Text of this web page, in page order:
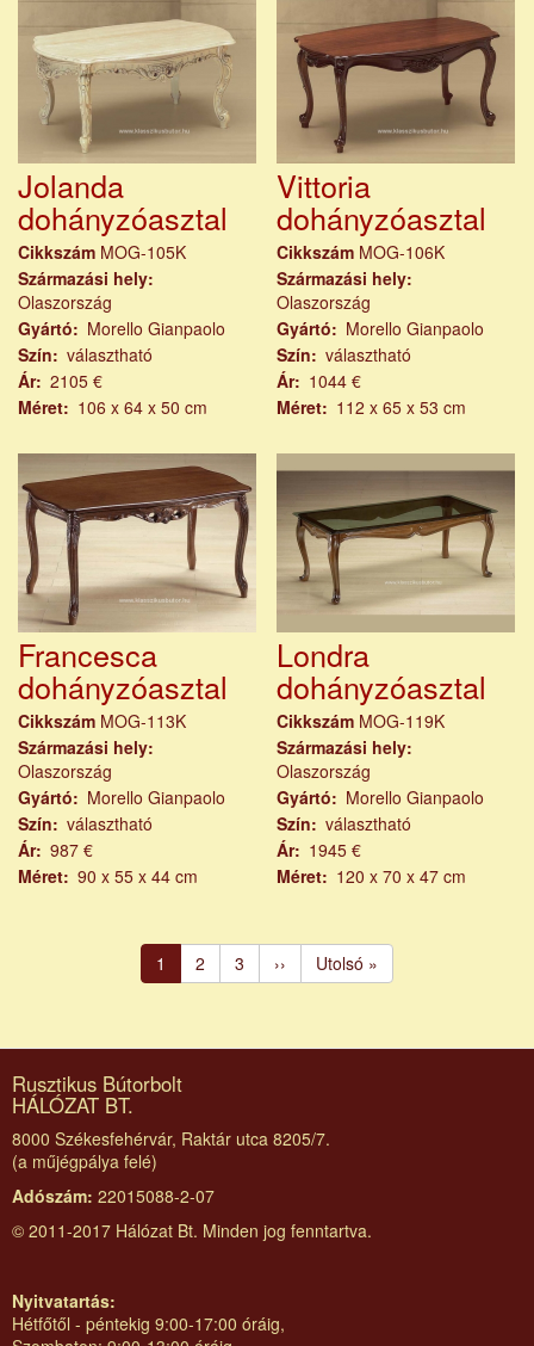
Jolanda
dohányzóasztal
Cikkszám MOG-105K
Származási hely
Olaszország
Gyártó
Morello Gianpaolo
Szín
választható
Ár 2105 €
Méret
106 x 64 x 50 cm
Vittoria
dohányzóasztal
Cikkszám MOG-106K
Származási hely
Olaszország
Gyártó
Morello Gianpaolo
Szín
választható
Ár
1044 €
Méret
112 x 65 x 53 cm
Francesca
dohányzóasztal
Cikkszám MOG-113K
Származási hely
Olaszország
Gyártó
Morello Gianpaolo
Szín
választható
Ár 987 €
Méret 90 x 55 x 44 cm
Londra
dohányzóasztal
Cikkszám MOG-119K
Származási hely
Olaszország
Gyártó
Morello Gianpaolo
Szín
választható
Ár
1945 €
Méret
120 x 70 x 47 cm
Oldalszámozás
Jelenlegi
oldal
1 Page
2 Page
3
Következő
oldal
››
Utolsó
oldal
Utolsó »
Rusztikus Bútorbolt
HÁLÓZAT BT.
8000 Székesfehérvár, Raktár utca 8205/7.
(a műjégpálya felé)
Adószám: 22015088-2-07
© 2011-2017 Hálózat Bt. Minden jog fenntartva.
Nyitvatartás:
Hétfőtől - péntekig 9:00-17:00 óráig,